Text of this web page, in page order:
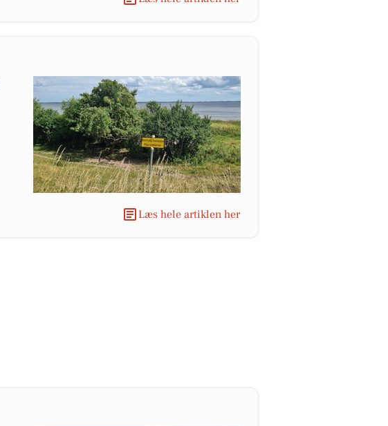
Læs hele artiklen her